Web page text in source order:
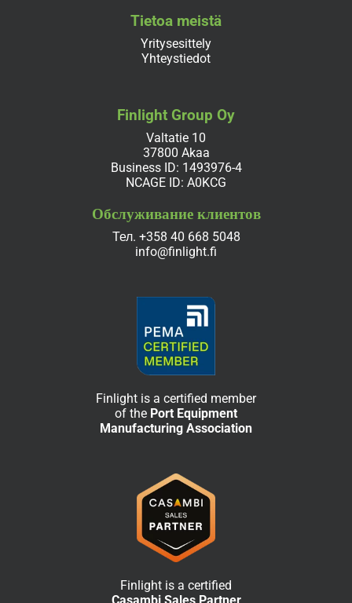
Tietoa meistä
Yritysesittely
Yhteystiedot
Finlight Group Oy
Valtatie 10
37800 Akaa
Business ID: 1493976-4
NCAGE ID: A0KCG
Обслуживание клиентов
Тел. +358 40 668 5048
info@finlight.fi
Finlight is a certified member
of the Port Equipment
Manufacturing Association
Finlight is a certified